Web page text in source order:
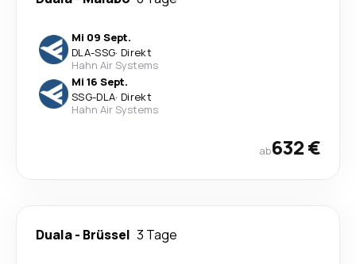
Mi 09 Sept.
DLA-SSG· Direkt
Hahn Air Systems
Mi 16 Sept.
SSG-DLA· Direkt
Hahn Air Systems
ab632 €
Duala- Brüssel 3 Tage